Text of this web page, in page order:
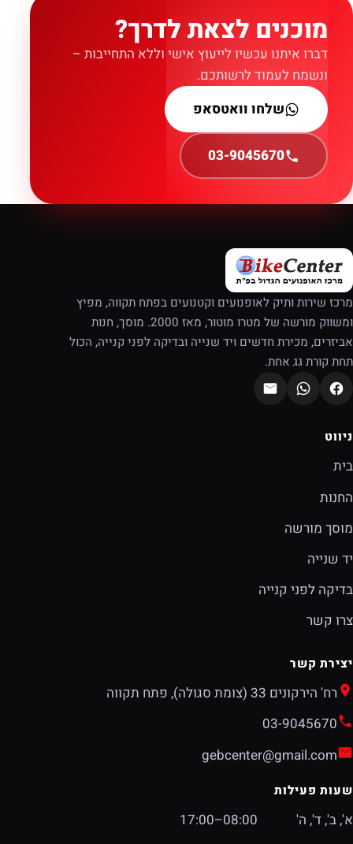
מוכנים לצאת לדרך?
דברו איתנו עכשיו לייעוץ אישי וללא התחייבות –
ונשמח לעמוד לרשותכם.
שלחו וואטסאפ
03-9045670
מרכז שירות ותיק לאופנועים וקטנועים בפתח תקווה, מפיץ
ומשווק מורשה של מטרו מוטור, מאז 2000. מוסך, חנות
אביזרים, מכירת חדשים ויד שנייה ובדיקה לפני קנייה, הכול
תחת קורת גג אחת.
ניווט
בית
החנות
מוסך מורשה
יד שנייה
בדיקה לפני קנייה
צרו קשר
יצירת קשר
רח' הירקונים 33 (צומת סגולה), פתח תקווה
03-9045670
gebcenter@gmail.com
שעות פעילות
א', ב', ד', ה'
08:00–17:00